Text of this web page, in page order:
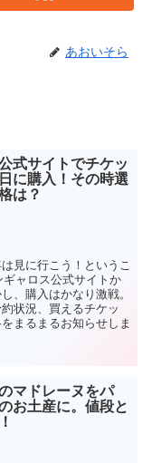
あおいそら
式サイトでチケッ
に購入！その時選
は？
見に行こう！というこ
ャロス公式サイトか
、購入はかなり激戦。
状況、買えるチケッ
まるまるお知らせしま
マドレーヌをパ
お土産に。値段と